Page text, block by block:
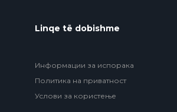
Linqe të dobishme
Информации за испорака
Политика на приватност
Услови за користење